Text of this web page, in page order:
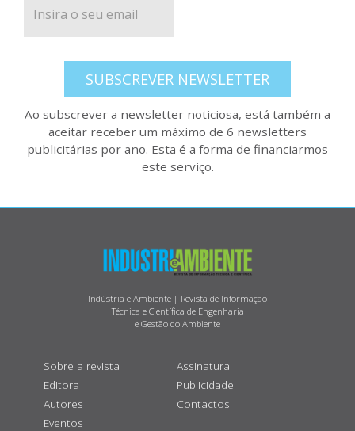
SUBSCREVER NEWSLETTER
Ao subscrever a newsletter noticiosa, está também a
aceitar receber um máximo de 6 newsletters
publicitárias por ano. Esta é a forma de financiarmos
este serviço.
Indústria e Ambiente | Revista de Informação
Técnica e Científica de Engenharia
e Gestão do Ambiente
Sobre a revista
Editora
Autores
Eventos
Assinatura
Publicidade
Contactos